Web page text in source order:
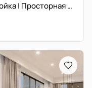
Полуотдельная вилла | Новостройка | Просторная планировка | Благоустроенный участок